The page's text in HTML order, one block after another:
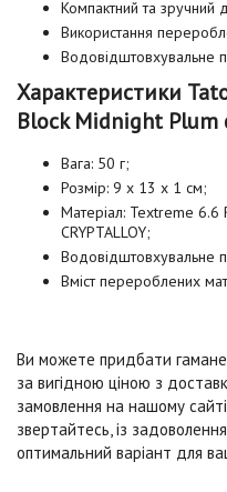
Компактний та зручний
Використання
Водовідштовхувальне
Характеристики
Block Midnight Plum
Вага: 50 г;
Розмір: 9 x 13 x 1 см;
Матеріал: Textreme 6.6
CRYPTALLOY;
Водовідштовхувальне
Вміст перероблених
Ви можете придбати
за вигідною ціною з
замовлення на нашому
звертайтесь, із
оптимальний варіант для